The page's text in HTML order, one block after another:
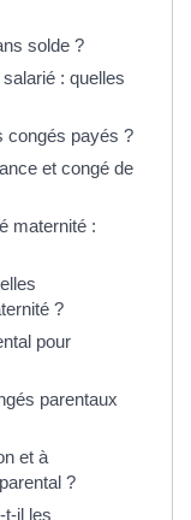
solde ?
: quelles
congés payés ?
et congé de
maternité :
?
pour
parentaux
et à
?
t-il les